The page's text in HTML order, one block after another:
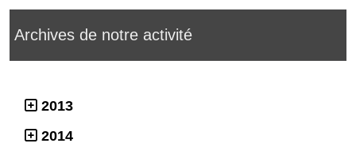
Archives de notre activité
2013
2014